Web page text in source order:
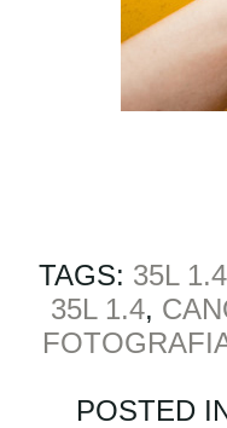
TAGS: 35L 1.4
35L 1.4,
POSTED